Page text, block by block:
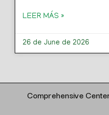
LEER MÁS »
26 de June de 2026
Comprehensive